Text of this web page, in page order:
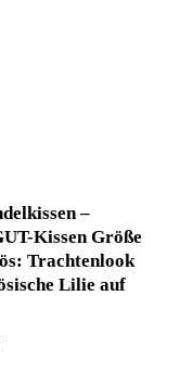
–
Kissen Größe
Trachtenlook
Lilie auf